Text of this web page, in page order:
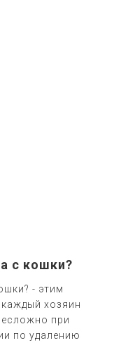
с кошки?
- этим
хозяин
при
по удалению